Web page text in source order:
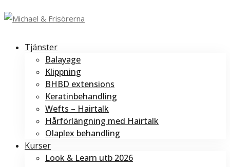
Tjänster
Balayage
Klippning
BHBD extensions
Keratinbehandling
Wefts – Hairtalk
Hårförlängning med Hairtalk
Olaplex behandling
Kurser
Look & Learn utb 2026